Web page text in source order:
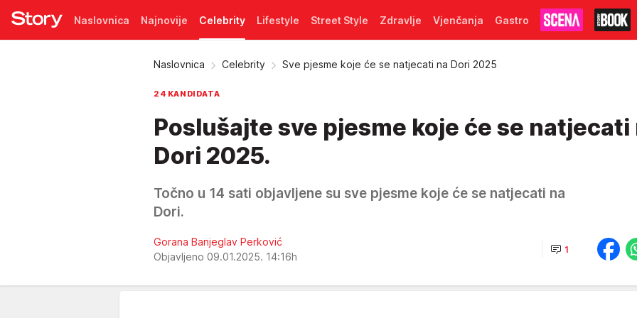
Naslovnica Najnovije Celebrity Lifestyle Street Style Zdravlje Vjenčanja Gastro
Naslovnica Celebrity Sve pjesme koje će se natjecati na Dori 2025
24 KANDIDATA
Poslušajte sve pjesme koje će se natjecati
Dori 2025.
Točno u 14 sati objavljene su sve pjesme koje će se natjecati na
Dori.
Gorana Banjeglav Perković
Objavljeno 09.01.2025. 14:16h
1